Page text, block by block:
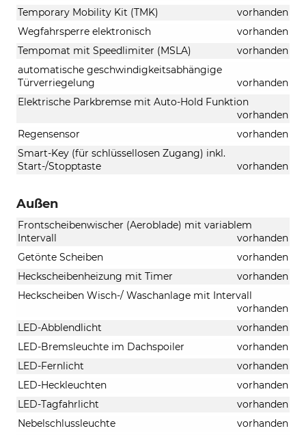
Temporary Mobility Kit (TMK)
vorhanden
Wegfahrsperre elektronisch
vorhanden
Tempomat mit Speedlimiter (MSLA)
vorhanden
automatische geschwindigkeitsabhängige
Türverriegelung
vorhanden
Elektrische Parkbremse mit Auto-Hold Funktion
vorhanden
Regensensor
vorhanden
Smart-Key (für schlüssellosen Zugang) inkl.
Start-/Stopptaste
vorhanden
Außen
Frontscheibenwischer (Aeroblade) mit variablem
Intervall
vorhanden
Getönte Scheiben
vorhanden
Heckscheibenheizung mit Timer
vorhanden
Heckscheiben Wisch-/ Waschanlage mit Intervall
vorhanden
LED-Abblendlicht
vorhanden
LED-Bremsleuchte im Dachspoiler
vorhanden
LED-Fernlicht
vorhanden
LED-Heckleuchten
vorhanden
LED-Tagfahrlicht
vorhanden
Nebelschlussleuchte
vorhanden